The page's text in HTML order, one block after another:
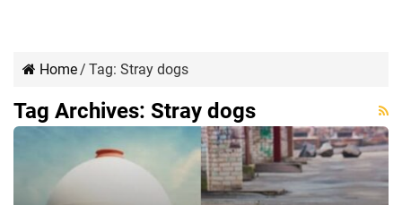
Home/ Tag: Stray dogs
Tag Archives: Stray dogs